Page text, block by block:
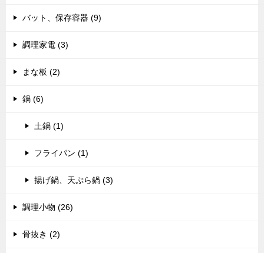
バット、保存容器 (9)
調理家電 (3)
まな板 (2)
鍋 (6)
土鍋 (1)
フライパン (1)
揚げ鍋、天ぷら鍋 (3)
調理小物 (26)
骨抜き (2)